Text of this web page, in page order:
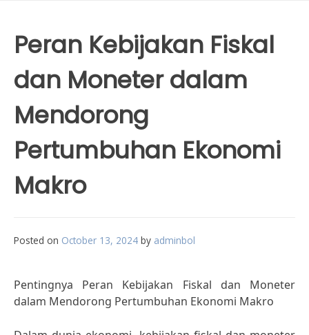
Peran Kebijakan Fiskal
dan Moneter dalam
Mendorong
Pertumbuhan Ekonomi
Makro
Posted on October 13, 2024 by adminbol
Pentingnya Peran Kebijakan Fiskal dan Moneter
dalam Mendorong Pertumbuhan Ekonomi Makro